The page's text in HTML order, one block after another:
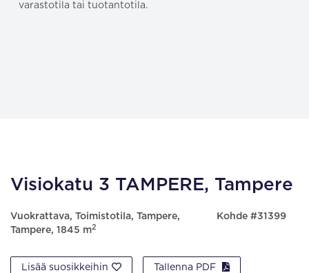
varastotila tai tuotantotila.
Visiokatu 3 TAMPERE, Tampere
Vuokrattava, Toimistotila, Tampere,
Tampere, 1845 m2
Kohde #31399
Lisää suosikkeihin Tallenna PDF